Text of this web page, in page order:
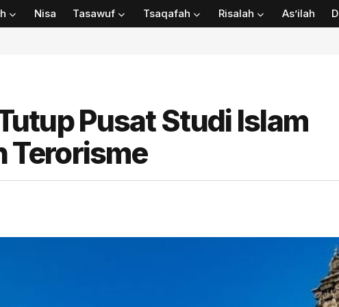
Nisa Tasawuf Tsaqafah Risalah As’ilah
Pusat Studi Islam
Terorisme